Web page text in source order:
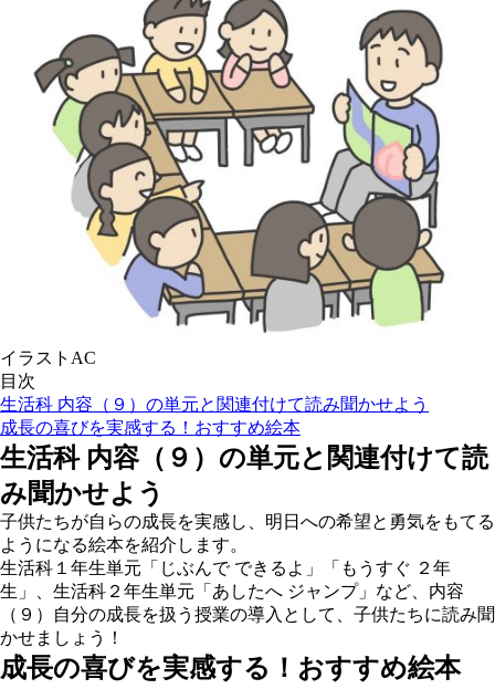
イラストAC
目次
生活科 内容（９）の単元と関連付けて読み聞かせよう
成長の喜びを実感する！おすすめ絵本
生活科 内容（９）の単元と関連付けて読
み聞かせよう
子供たちが自らの成長を実感し、明日への希望と勇気をもてる
ようになる絵本を紹介します。
生活科１年生単元「じぶんで できるよ」「もうすぐ ２年
生」、生活科２年生単元「あしたへ ジャンプ」など、内容
（９）自分の成長を扱う授業の導入として、子供たちに読み聞
かせましょう！
成長の喜びを実感する！おすすめ絵本